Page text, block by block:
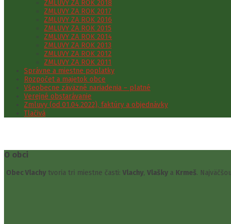
ZMLUVY ZA ROK 2018
ZMLUVY ZA ROK 2017
ZMLUVY ZA ROK 2016
ZMLUVY ZA ROK 2015
ZMLUVY ZA ROK 2014
ZMLUVY ZA ROK 2013
ZMLUVY ZA ROK 2012
ZMLUVY ZA ROK 2011
Správne a miestne poplatky
Rozpočet a majetok obce
Všeobecne záväzné nariadenia – platné
Verejné obstarávanie
Zmluvy (od 01.04.2022), faktúry a objednávky
Tlačivá
O obci
Obec Vlachy tvoria tri miestne časti: Vlachy, Vlašky a Krmeš.